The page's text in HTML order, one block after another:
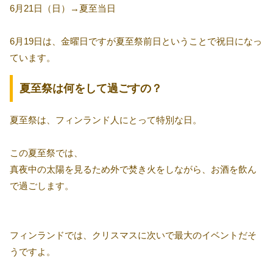
6月21日（日）→夏至当日
6月19日は、金曜日ですが夏至祭前日ということで祝日になっ
ています。
夏至祭は何をして過ごすの？
夏至祭は、フィンランド人にとって特別な日。
この夏至祭では、
真夜中の太陽を見るため外で焚き火をしながら、お酒を飲ん
で過ごします。
フィンランドでは、クリスマスに次いで最大のイベントだそ
うですよ。